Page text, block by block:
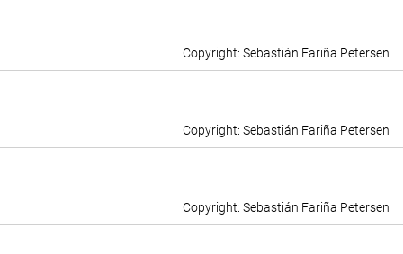
Sebastián Fariña Petersen
Sebastián Fariña Petersen
Sebastián Fariña Petersen